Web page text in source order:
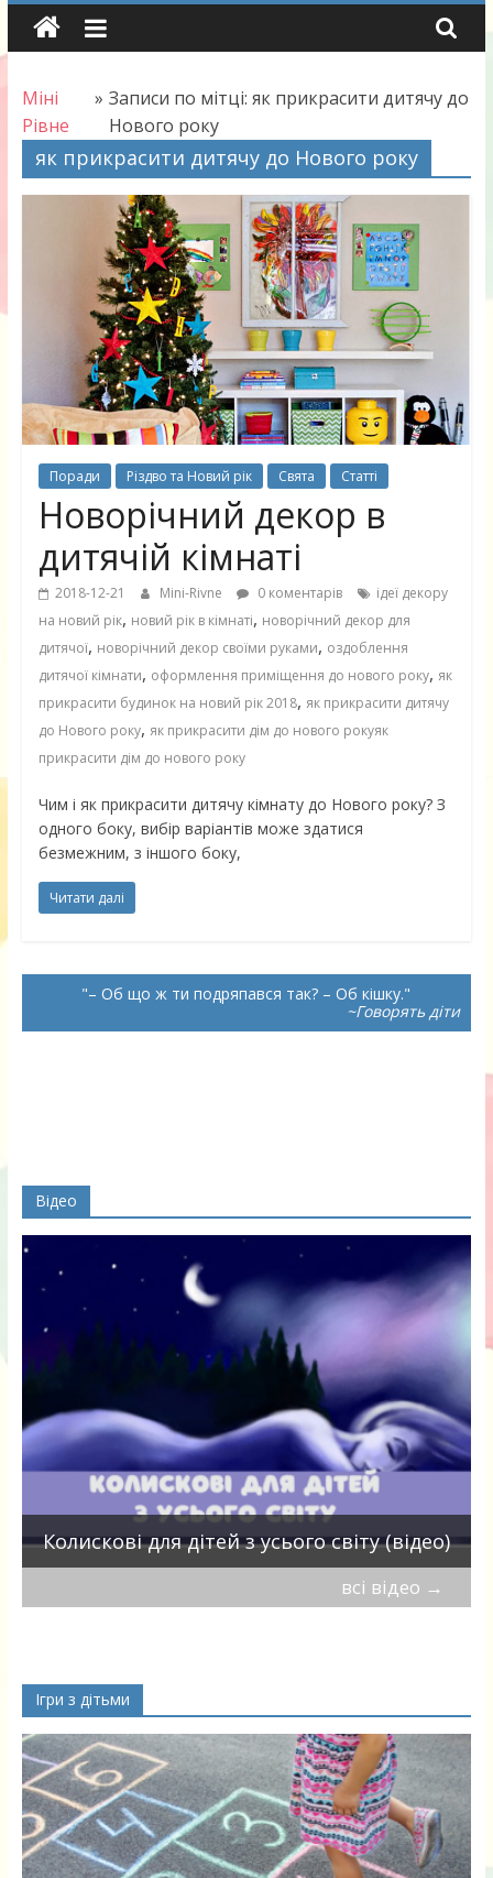
Skip
Міні
Рівне
» Записи по мітці: як прикрасити дитячу до
Нового року
як прикрасити дитячу до Нового року
Поради Різдво та Новий рік Свята Статті
Новорічний декор в
дитячій кімнаті
2018-12-21 Mini-Rivne 0 коментарів
ідеї декору
на новий рік, новий рік в кімнаті, новорічний декор для
дитячої, новорічний декор своїми руками, оздоблення
дитячої кімнати, оформлення приміщення до нового року, як
прикрасити будинок на новий рік 2018, як прикрасити дитячу
до Нового року, як прикрасити дім до нового рокуяк
прикрасити дім до нового року
Чим і як прикрасити дитячу кімнату до Нового року? З
одного боку, вибір варіантів може здатися
безмежним, з іншого боку,
Читати далі
– Об що ж ти подряпався так? – Об кішку.
~Говорять діти
Відео
Колискові для дітей з усього світу (відео)
всі відео →
Ігри з дітьми